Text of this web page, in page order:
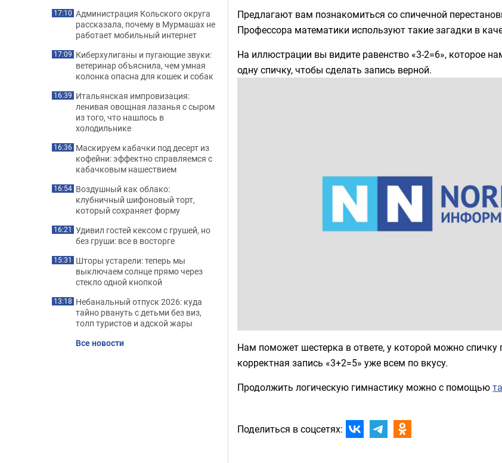
Предлагают вам познакомиться со спичечной
Профессора математики используют такие загадки в
На иллюстрации вы видите равенство «3-2=6», которое
одну спичку, чтобы сделать запись верной.
Нам поможет шестерка в ответе, у которой можно
корректная запись «3+2=5» уже всем по вкусу.
Продолжить логическую гимнастику можно с помощью
Поделиться в соцсетях:
17:10 Администрация Кольского округа
рассказала, почему в Мурмашах не
работает мобильный интернет
17:09 Киберхулиганы и пугающие звуки:
ветеринар объяснила, чем умная
колонка опасна для кошек и собак
16:39 Итальянская импровизация:
ленивая овощная лазанья с сыром
из того, что нашлось в
холодильнике
16:36 Маскируем кабачки под десерт из
кофейни: эффектно справляемся с
кабачковым нашествием
16:54 Воздушный как облако:
клубничный шифоновый торт,
который сохраняет форму
16:21 Удивил гостей кексом с грушей, но
без груши: все в восторге
15:31 Шторы устарели: теперь мы
выключаем солнце прямо через
стекло одной кнопкой
13:18 Небанальный отпуск 2026: куда
тайно рвануть с детьми без виз,
толп туристов и адской жары
Все новости